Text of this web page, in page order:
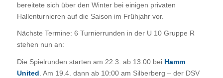
bereitete sich über den Winter bei einigen privaten
Hallenturnieren auf die Saison im Frühjahr vor.
Nächste Termine: 6 Turnierrunden in der U 10 Gruppe R
stehen nun an:
Die Spielrunden starten am 22.3. ab 13:00 bei Hamm
United. Am 19.4. dann ab 10:00 am Silberberg – der DSV